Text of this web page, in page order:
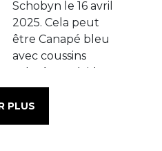
PLUS